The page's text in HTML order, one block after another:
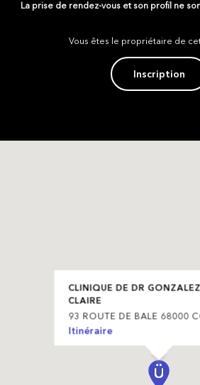
La prise de rendez-vous et son profil ne
Vous êtes le propriétaire de
Inscription
CLINIQUE DE DR
CLAIRE
93 ROUTE DE BALE 68000
Itinéraire